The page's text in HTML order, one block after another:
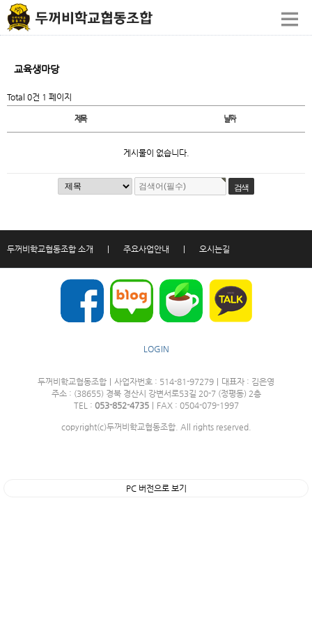
교육생마당
Total 0건 1 페이지
제목 날짜
게시물이 없습니다.
두꺼비학교협동조합 소개 주요사업안내 오시는길
LOGIN
두꺼비학교협동조합 사업자번호 : 514-81-97279
대표자 : 김은영
주소 : (38655) 경북 경산시 강변서로53길 20-7 (정평동) 2층
TEL : 053-852-4735 FAX : 0504-079-1997
copyright(c)두꺼비학교협동조합. All rights reserved.
PC 버전으로 보기